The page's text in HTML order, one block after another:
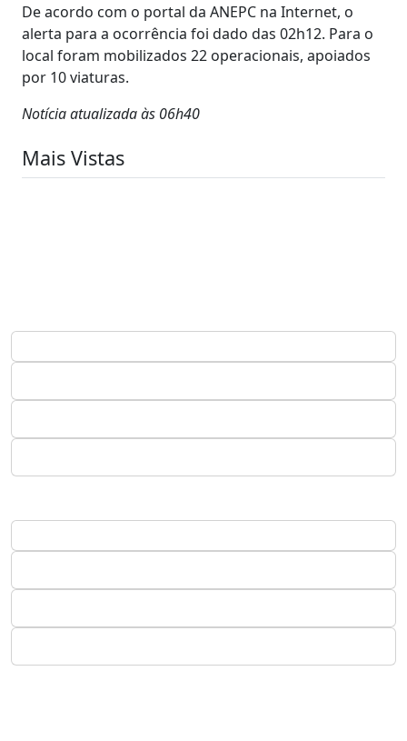
De acordo com o portal da ANEPC na Internet, o
alerta para a ocorrência foi dado das 02h12. Para o
local foram mobilizados 22 operacionais, apoiados
por 10 viaturas.
Notícia atualizada às 06h40
Mais Vistas